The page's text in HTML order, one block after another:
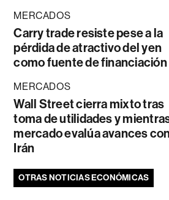
MERCADOS
Carry trade resiste pese a la
pérdida de atractivo del yen
como fuente de financiación
MERCADOS
Wall Street cierra mixto tras
toma de utilidades y
mercado evalúa avances
Irán
OTRAS NOTICIAS ECONÓMICAS